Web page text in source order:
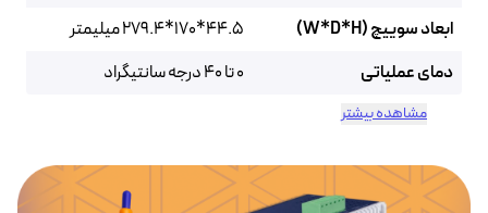
ابعاد سوییچ (W*D*H)
44.5*170*279.4 میلیمتر
دمای عملیاتی
0 تا 40 درجه سانتیگراد
مشاهده بیشتر